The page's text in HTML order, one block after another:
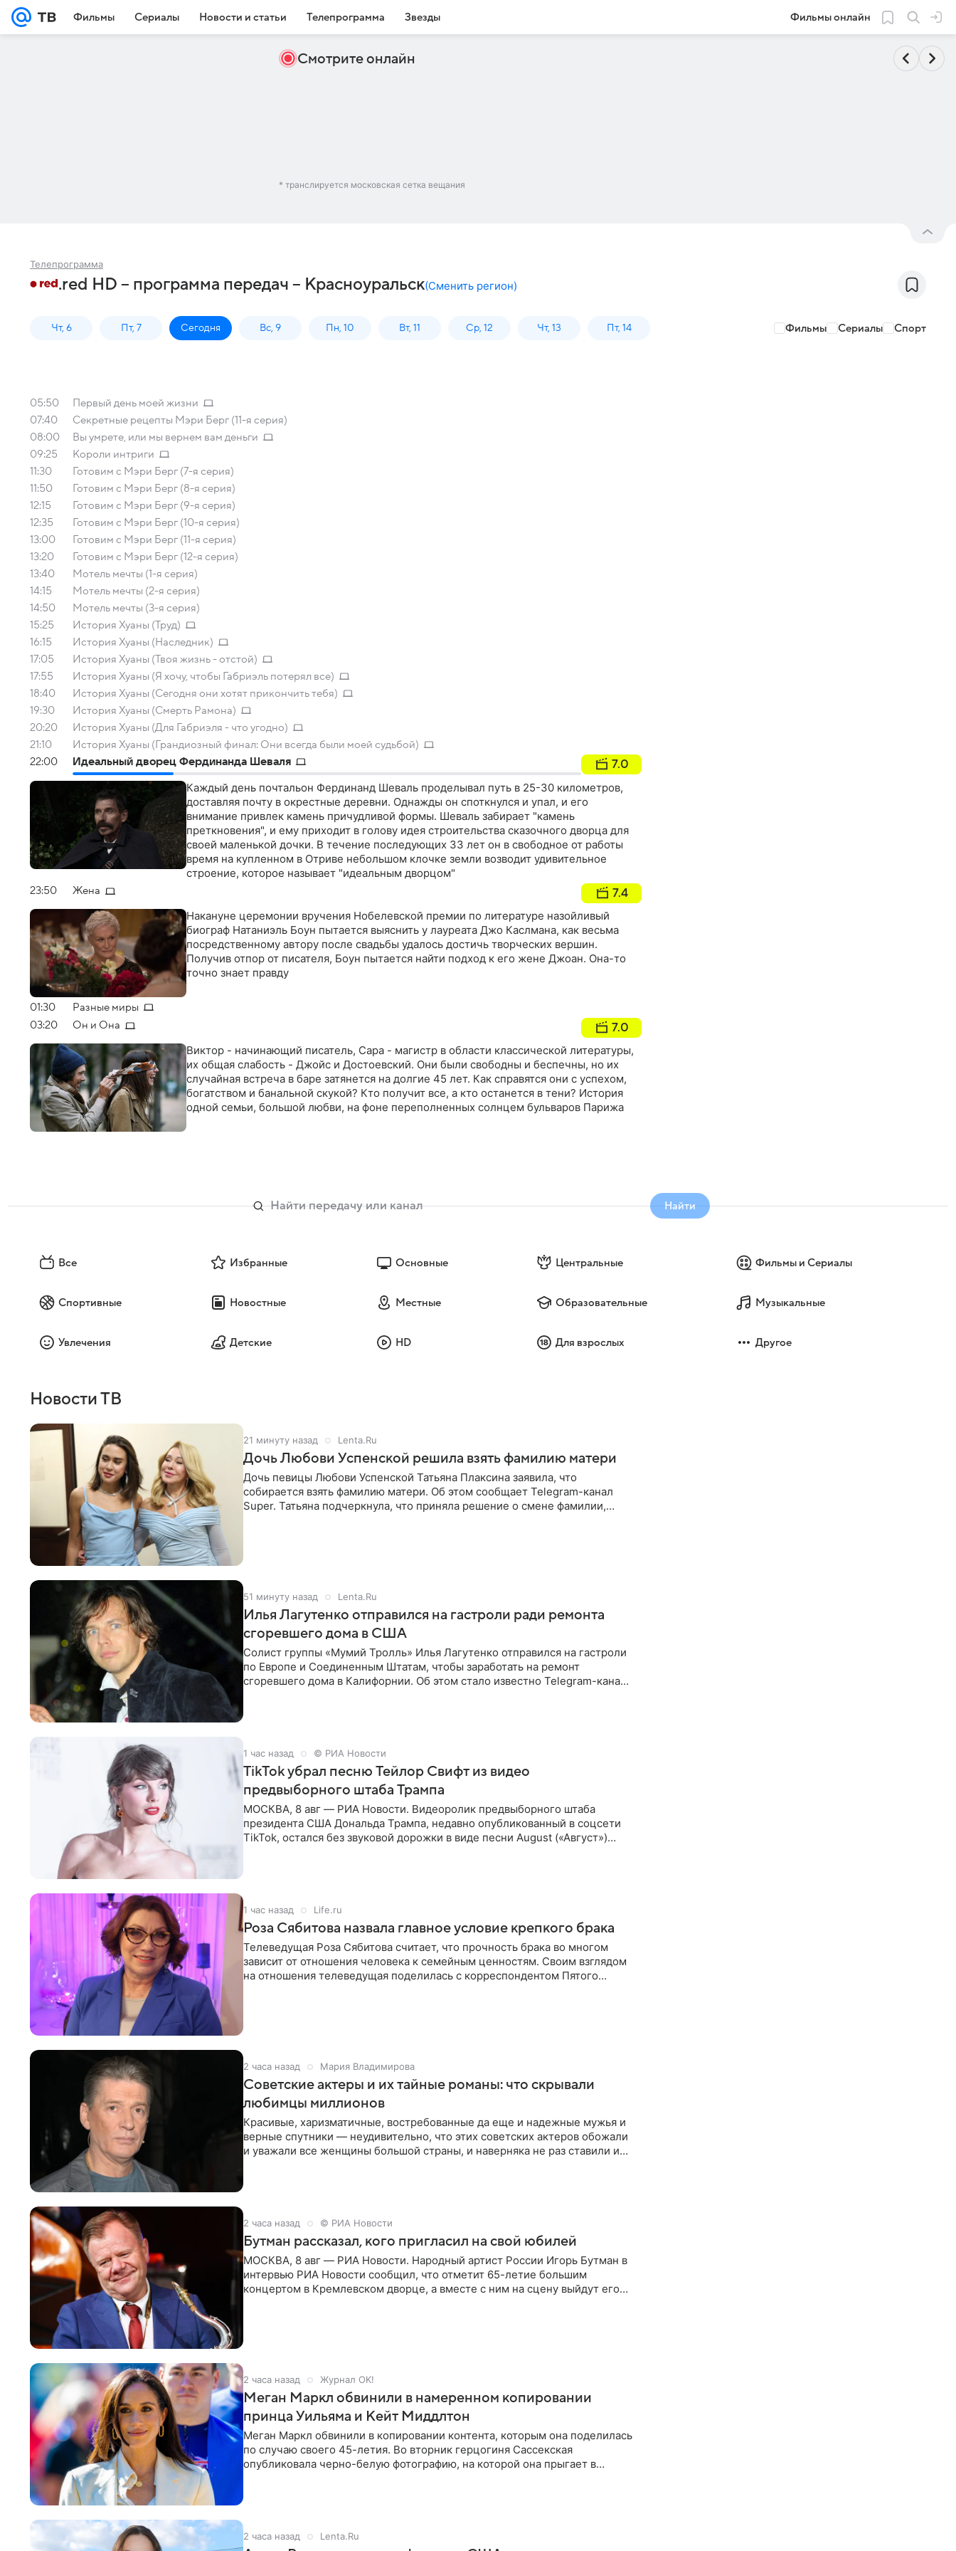
Фильмы Сериалы Новости и статьи Телепрограмма Звезды Фильмы онлайн
Смотрите онлайн
* транслируется московская сетка вещания
Телепрограмма
.red HD – программа передач – Красноуральск(Сменить регион)
Чт, 6 Пт, 7 Сегодня Вс, 9 Пн, 10 Вт, 11 Ср, 12 Чт, 13 Пт, 14 Фильмы Сериалы Спорт
05:50
Первый день моей жизни
07:40
Секретные рецепты Мэри Берг (11-я серия)
08:00
Вы умрете, или мы вернем вам деньги
09:25
Короли интриги
11:30
Готовим с Мэри Берг (7-я серия)
11:50
Готовим с Мэри Берг (8-я серия)
12:15
Готовим с Мэри Берг (9-я серия)
12:35
Готовим с Мэри Берг (10-я серия)
13:00
Готовим с Мэри Берг (11-я серия)
13:20
Готовим с Мэри Берг (12-я серия)
13:40
Мотель мечты (1-я серия)
14:15
Мотель мечты (2-я серия)
14:50
Мотель мечты (3-я серия)
15:25
История Хуаны (Труд)
16:15
История Хуаны (Наследник)
17:05
История Хуаны (Твоя жизнь - отстой)
17:55
История Хуаны (Я хочу, чтобы Габриэль потерял все)
18:40
История Хуаны (Сегодня они хотят прикончить тебя)
19:30
История Хуаны (Смерть Рамона)
20:20
История Хуаны (Для Габриэля - что угодно)
21:10
История Хуаны (Грандиозный финал: Они всегда были моей судьбой)
22:00
Идеальный дворец Фердинанда Шеваля 7.0
Каждый день почтальон Фердинанд Шеваль проделывал путь в 25-30 километров,
доставляя почту в окрестные деревни. Однажды он споткнулся и упал, и его
внимание привлек камень причудливой формы. Шеваль забирает "камень
преткновения", и ему приходит в голову идея строительства сказочного дворца для
своей маленькой дочки. В течение последующих 33 лет он в свободное от работы
время на купленном в Отриве небольшом клочке земли возводит удивительное
строение, которое называет "идеальным дворцом"
23:50 Жена 7.4
Накануне церемонии вручения Нобелевской премии по литературе назойливый
биограф Натаниэль Боун пытается выяснить у лауреата Джо Каслмана, как весьма
посредственному автору после свадьбы удалось достичь творческих вершин.
Получив отпор от писателя, Боун пытается найти подход к его жене Джоан. Она-то
точно знает правду
01:30
Разные миры
03:20
Он и Она 7.0
Виктор - начинающий писатель, Сара - магистр в области классической литературы,
их общая слабость - Джойс и Достоевский. Они были свободны и беспечны, но их
случайная встреча в баре затянется на долгие 45 лет. Как справятся они с успехом,
богатством и банальной скукой? Кто получит все, а кто останется в тени? История
одной семьи, большой любви, на фоне переполненных солнцем бульваров Парижа
Найти
Все Избранные Основные Центральные Фильмы и Сериалы
Спортивные Новостные Местные Образовательные Музыкальные
Увлечения Детские HD Для взрослых Другое
Новости ТВ
21 минуту назад Lenta.Ru
Дочь Любови Успенской решила взять фамилию матери
Дочь певицы Любови Успенской Татьяна Плаксина заявила, что
собирается взять фамилию матери. Об этом сообщает Telegram-канал
Super. Татьяна подчеркнула, что приняла решение о смене фамилии,
51 минуту назад Lenta.Ru
Илья Лагутенко отправился на гастроли ради ремонта
сгоревшего дома в США
Солист группы «Мумий Тролль» Илья Лагутенко отправился на гастроли
по Европе и Соединенным Штатам, чтобы заработать на ремонт
сгоревшего дома в Калифорнии. Об этом стало известно Telegram-каналу
1 час назад © РИА Новости
TikTok убрал песню Тейлор Свифт из видео
предвыборного штаба Трампа
МОСКВА, 8 авг — РИА Новости. Видеоролик предвыборного штаба
президента США Дональда Трампа, недавно опубликованный в соцсети
TikTok, остался без звуковой дорожки в виде песни August («Август»)
1 час назад Life.ru
Роза Сябитова назвала главное условие крепкого брака
Телеведущая Роза Сябитова считает, что прочность брака во многом
зависит от отношения человека к семейным ценностям. Своим взглядом
на отношения телеведущая поделилась с корреспондентом Пятого
2 часа назад Мария Владимирова
Советские актеры и их тайные романы: что скрывали
любимцы миллионов
Красивые, харизматичные, востребованные да еще и надежные мужья и
верные спутники — неудивительно, что этих советских актеров обожали
и уважали все женщины большой страны, и наверняка не раз ставили их
2 часа назад © РИА Новости
Бутман рассказал, кого пригласил на свой юбилей
МОСКВА, 8 авг — РИА Новости. Народный артист России Игорь Бутман в
интервью РИА Новости сообщил, что отметит 65-летие большим
концертом в Кремлевском дворце, а вместе с ним на сцену выйдут его
2 часа назад Журнал OK!
Меган Маркл обвинили в намеренном копировании
принца Уильяма и Кейт Миддлтон
Меган Маркл обвинили в копировании контента, которым она поделилась
по случаю своего 45-летия. Во вторник герцогиня Сассекская
опубликовала черно-белую фотографию, на которой она прыгает в
2 часа назад Lenta.Ru